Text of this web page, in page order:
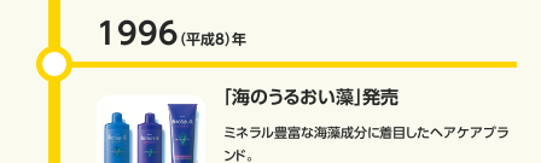
1996 （平成8）年
「海のうるおい藻」発売
ミネラル豊富な海藻成分に着目したヘアケアブラ
ンド。